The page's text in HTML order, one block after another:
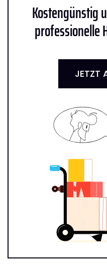
Kostengünstig
professionelle
JETZT